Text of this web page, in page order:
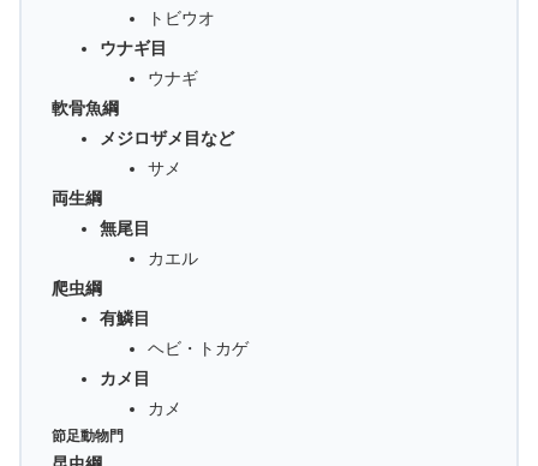
トビウオ
ウナギ目
ウナギ
軟骨魚綱
メジロザメ目など
サメ
両生綱
無尾目
カエル
爬虫綱
有鱗目
ヘビ・トカゲ
カメ目
カメ
節足動物門